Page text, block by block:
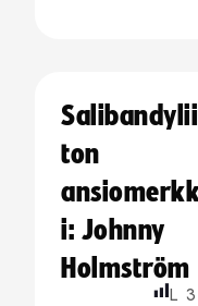
Salibandylii
ton
i: Johnny
Holmström
L 3